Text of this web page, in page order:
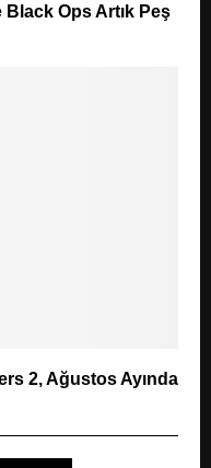
Ops Artık Peş
2, Ağustos Ayında